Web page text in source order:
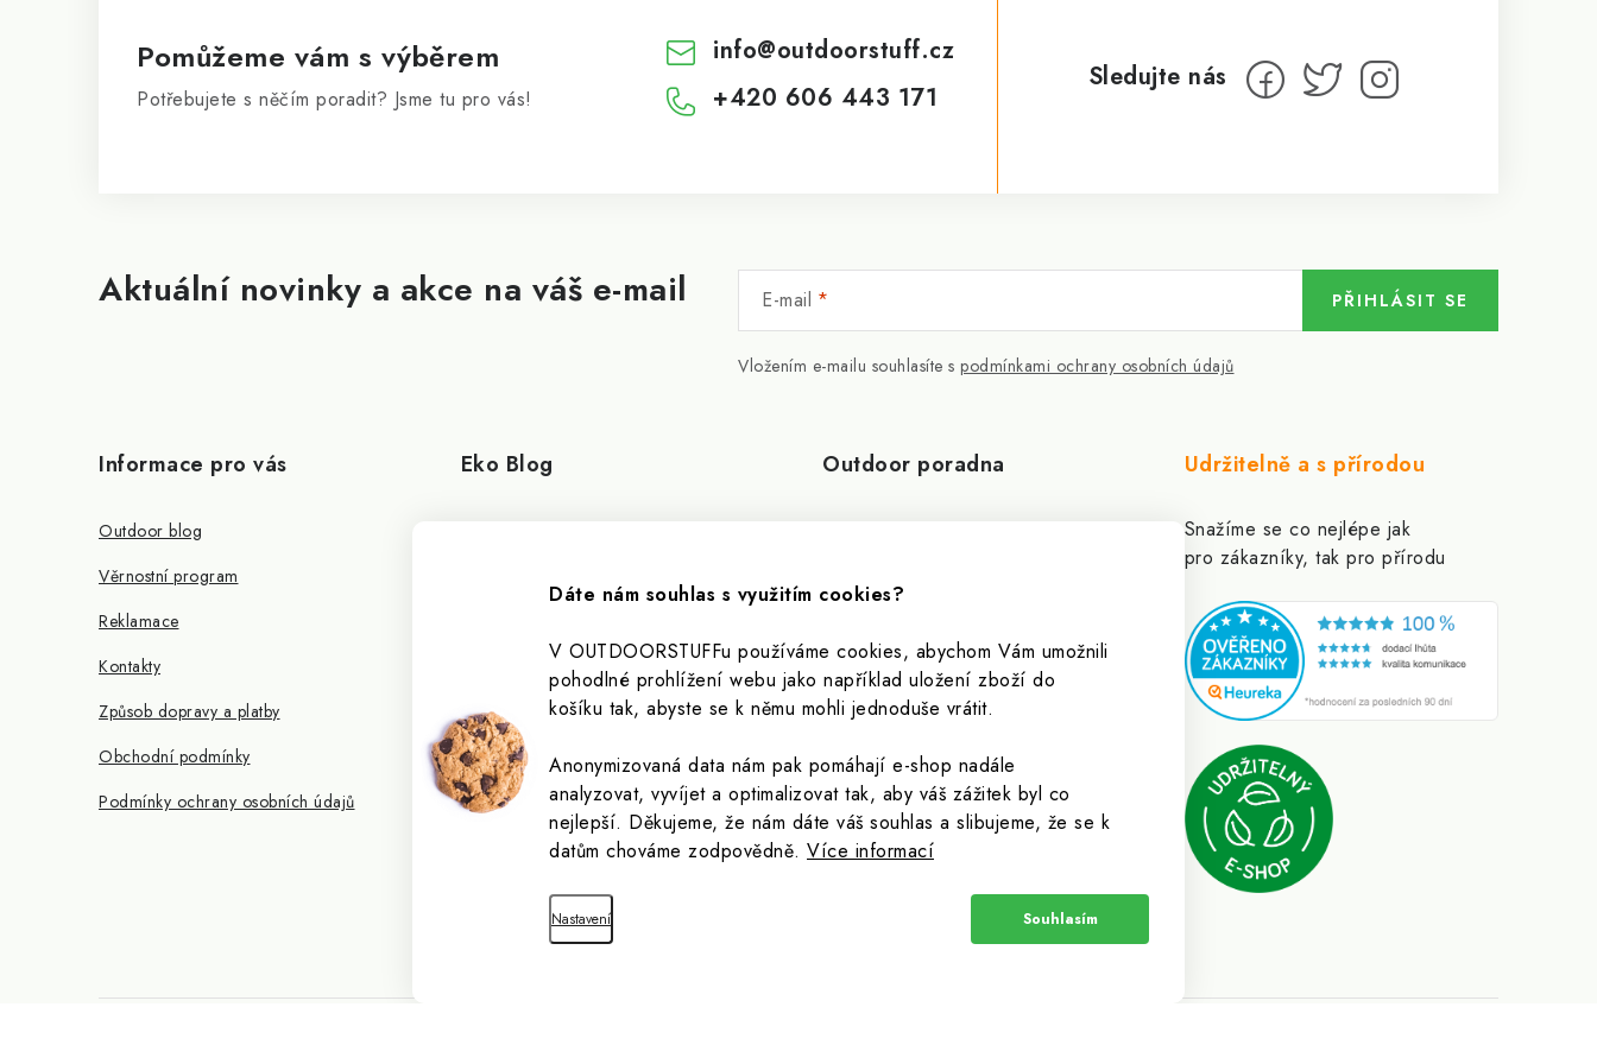
Dáte nám souhlas s využitím cookies?
V OUTDOORSTUFFu používáme cookies, abychom Vám umožnili
pohodlné prohlížení webu jako například uložení zboží do
košíku tak, abyste se k němu mohli jednoduše vrátit.
Anonymizovaná data nám pak pomáhají e-shop nadále
analyzovat, vyvíjet a optimalizovat tak, aby váš zážitek byl co
nejlepší. Děkujeme, že nám dáte váš souhlas a slibujeme, že se k
datům chováme zodpovědně. Více informací
Nastavení Souhlasím
Aktuální novinky a akce na váš e-mail E-mail
Vložením e-mailu souhlasíte s podmínkami ochrany osobních údajů
PŘIHLÁSIT SE
Pomůžeme vám s výběrem
Potřebujete s něčím poradit? Jsme tu pro vás!
info@outdoorstuff.cz
+420 606 443 171
Informace pro vás
Outdoor blog
Věrnostní program
Reklamace
Kontakty
Způsob dopravy a platby
Obchodní podmínky
Podmínky ochrany osobních údajů
Eko Blog
Jezte hmyz, je zdravý
Binchotan a jeho čistící vlastnosti
Light My Fire od nyní z bioplastů
PFC - Jak se chemie dostala do oblečení
Outdoor poradna
Jak si vybrat spacák
Jak vybrat cestovní filtr na vodu
Porovnání karimatek Yate dle parametrů
Potřebujete nový obal na spacák
Udržitelně a s přírodou
Snažíme se co nejlépe jak
pro zákazníky, tak pro přírodu